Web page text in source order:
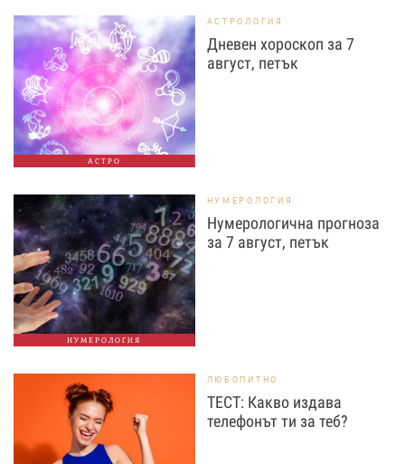
АСТРО
АСТРОЛОГИЯ
Дневен хороскоп за 7
август, петък
НУМЕРОЛОГИЯ
НУМЕРОЛОГИЯ
Нумерологична прогноза
за 7 август, петък
ЛЮБОПИТНО
ТЕСТ: Какво издава
телефонът ти за теб?